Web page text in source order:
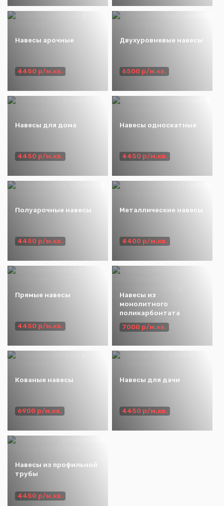
Навесы арочные
4450 р/м.кв.
Двухуровневые навесы
6500 р/м.кв.
Навесы для дома
4450 р/м.кв.
Навесы односкатные
4450 р/м.кв.
Полуарочные навесы
4450 р/м.кв.
Металлические навесы
4400 р/м.кв.
Прямые навесы
4450 р/м.кв.
Навесы из
монолитного
поликарбонтата
7000 р/м.кв.
Кованые навесы
6900 р/м.кв.
Навесы для дачи
4450 р/м.кв.
Навесы из профильной
трубы
4450 р/м.кв.